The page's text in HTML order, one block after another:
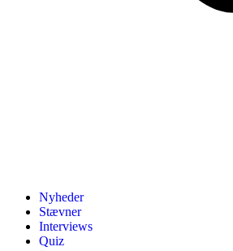
Nyheder
Stævner
Interviews
Quiz